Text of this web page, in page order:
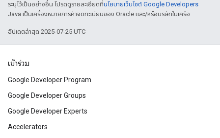
ระบุไว้เป็นอย่างอื่น โปรดดูรายละเอียดที่นโยบายเว็บไซต์ Google Developers
Java เป็นเครื่องหมายการค้าจดทะเบียนของ Oracle และ/หรือบริษัทในเครือ
อัปเดตล่าสุด 2025-07-25 UTC
เข้าร่วม
Google Developer Program
Google Developer Groups
Google Developer Experts
Accelerators